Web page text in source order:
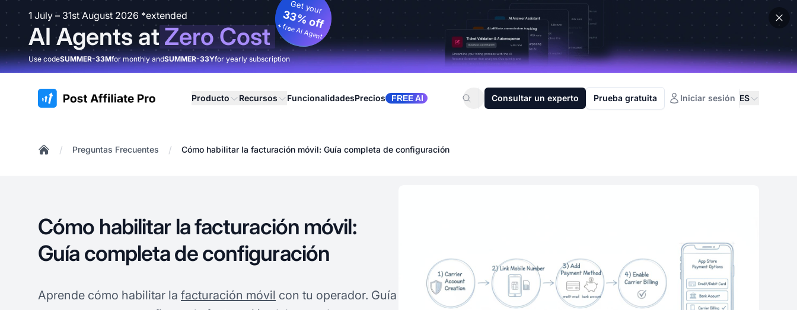
1 July – 31st August 2026 *extended
AI Agents atZero Cost
Get your
33% off
+ free AI Agent
Use codeSUMMER-33Mfor monthly andSUMMER-33Yfor yearly subscription
:site.title Producto Recursos FuncionalidadesPrecios FREE AI Consultar un experto Prueba gratuita Iniciar sesión ES
/ Preguntas Frecuentes / Cómo habilitar la facturación móvil: Guía completa de configuración
Cómo habilitar la facturación móvil:
Guía completa de configuración
Aprende cómo habilitar la facturación móvil con tu operador. Guía